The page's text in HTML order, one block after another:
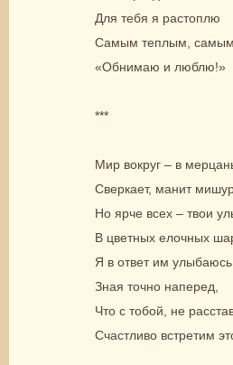
Для тебя я растоплю
Самым теплым,
«Обнимаю и люблю!»
***
Мир вокруг – в
Сверкает, манит
Но ярче всех – твои
В цветных елочных
Я в ответ им улыбаюсь,
Зная точно наперед,
Что с тобой, не
Счастливо встретим